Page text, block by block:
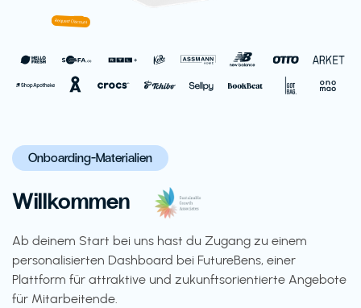
Onboarding-Materialien
Willkommen
Ab deinem Start bei uns hast du Zugang zu einem
personalisierten Dashboard bei FutureBens, einer
Plattform für attraktive und zukunftsorientierte Angebote
für Mitarbeitende.